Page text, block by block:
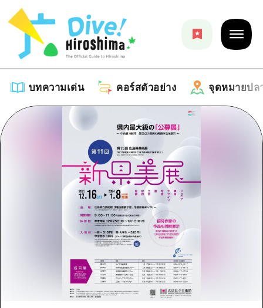
บทความเด่น คอร์สตัวอย่าง จุดหมายปล
บทความเด่น
รายการ
คำแนะนำ
ศิลปะ
งานอีเว้นท์ / เทศกาล
อาหารรสเลิศ / สุรา
การปั่นจักรยาน
คอร์สตัวอย่าง
รายการ
คู่มือ Dive! Hiroshima
ฮิโรชิม่า โมชิ โมชิ ทราเวล
บริเวณรอบเมืองฮิโรชิม่า
อากิ
จุดหมายปลายทาง
รายการ
บริเวณรอบเมืองฮิโรชิม่า
อากิ
บิงโก
อีเว้นท์
ข้อมูลตามฤดูกาล